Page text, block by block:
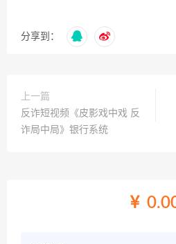
分享到：
上一篇
反诈短视频《皮影戏中戏 反
诈局中局》银行系统